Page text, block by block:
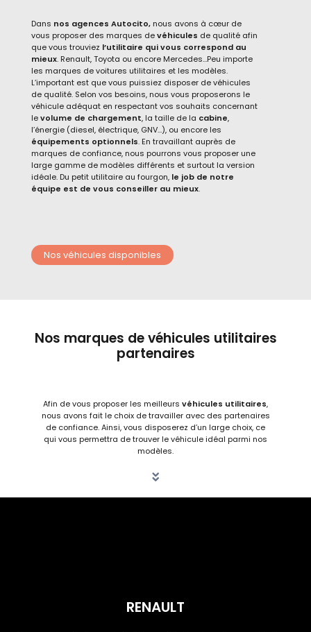
Dans nos agences Autocito, nous avons à cœur de
vous proposer des marques devéhicules de qualité afin
que vous trouviez l’utilitaire qui vous correspond au
mieux. Renault, Toyota ou encore Mercedes…Peu importe
les marques de voitures utilitaires et les modèles.
L’important est que vous puissiez disposer devéhicules
de qualité. Selon vos besoins, nous vous proposerons le
véhicule adéquat en respectant vos souhaits concernant
levolume de chargement, la taille de la cabine,
l’énergie (diesel, électrique, GNV…), ou encore les
équipements optionnels. En travaillant auprès de
marques de confiance, nous pourrons vous proposer une
large gamme de modèles différents et surtout la version
idéale. Du petit utilitaire au fourgon, le job de notre
équipe est de vous conseiller au mieux.
Nos véhicules disponibles
Nos marques de véhicules utilitaires
partenaires
Afin de vous proposer les meilleurs véhicules utilitaires,
nous avons fait le choix de travailler avec des partenaires
de confiance.Ainsi, vous disposerez d’un large choix, ce
qui vous permettra de trouver levéhicule idéal parmi nos
modèles.
RENAULT